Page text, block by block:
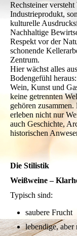
Rechsteiner
Industrieprodukt,
kulturelle
Nachhaltige
Respekt vor der
schonende
Zentrum.
Hier wächst alles
Bodengefühl heraus:
Wein, Kunst und
keine getrennten
gehören zusammen.
erleben nicht nur
auch Geschichte,
historischen
Die Stilistik
Weißweine –
Typisch sind:
saubere Frucht
lebendige, aber